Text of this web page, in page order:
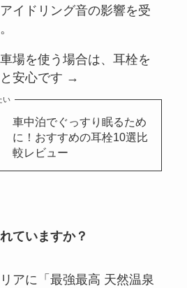
イドリング音の影響を受
場を使う場合は、耳栓を
安心です →
い
車中泊でぐっすり眠るため
に！おすすめの耳栓10選比
較レビュー
ていますか？
アに「最強最高 天然温泉